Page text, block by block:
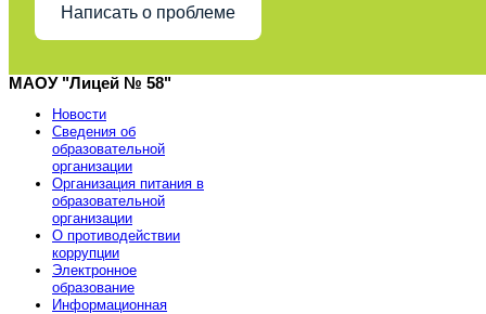
Написать о проблеме
МАОУ "Лицей № 58"
Новости
Сведения об
образовательной
организации
Организация питания в
образовательной
организации
О противодействии
коррупции
Электронное
образование
Информационная